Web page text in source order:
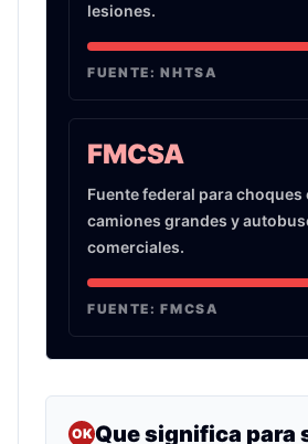
lesiones.
FUENTE:NHTSA
FMCSA
Fuente federal para choques
camiones grandes y
comerciales.
FUENTE:FMCSA
OKQue significa para